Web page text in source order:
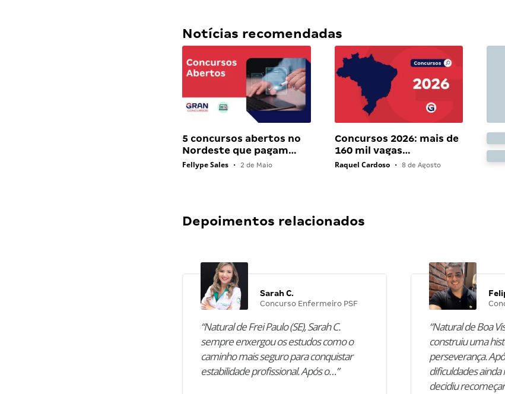
Notícias recomendadas
5 concursos abertos no
Nordeste que pagam…
Fellype Sales • 2 de Maio
Concursos 2026: mais de
160 mil vagas…
Raquel Cardoso • 8 de Agosto
Depoimentos relacionados
Sarah C.
Concurso Enfermeiro PSF
“Natural de Frei Paulo (SE), Sarah C.
sempre enxergou os estudos como o
caminho mais seguro para conquistar
estabilidade profissional. Após o…”
“Natural de Boa
construiu uma
perseverança.
dificuldades ainda
decidiu